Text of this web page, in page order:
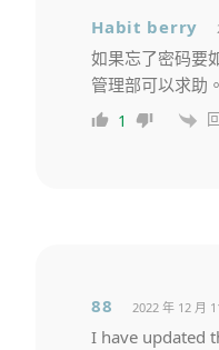
Habit berry
如果忘了密码要
管理部可以求助。
1
88 2022 年 12 月
I have updated